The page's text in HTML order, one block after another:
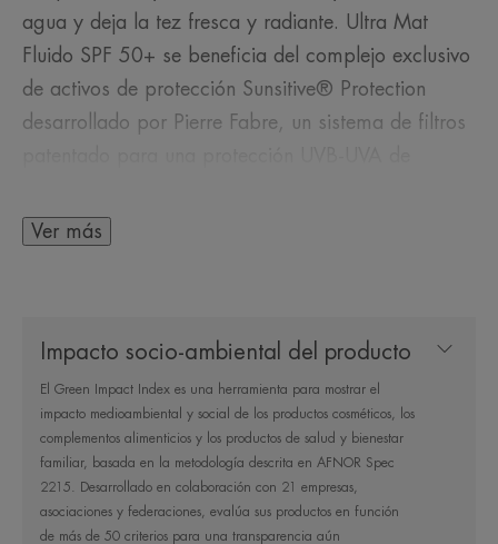
agua y deja la tez fresca y radiante. Ultra Mat
Fluido SPF 50+ se beneficia del complejo exclusivo
de activos de protección Sunsitive® Protection
desarrollado por Pierre Fabre, un sistema de filtros
antioxidante único, que combina un precursor
reforzada contra los radicales libres. Su textura
ligera está enriquecida con monolaurina y Agua
termal de Avène, reconocida por sus propiedades
calmantes, antiirritantes y suavizantes, para un uso
diario. Este fluido matificante de acabado no
graso, sin brillos y empolvado está formulado de
Ver más
Impacto socio-ambiental del producto
El Green Impact Index es una herramienta para mostrar el
impacto medioambiental y social de los productos cosméticos, los
complementos alimenticios y los productos de salud y bienestar
familiar, basada en la metodología descrita en AFNOR Spec
2215. Desarrollado en colaboración con 21 empresas,
asociaciones y federaciones, evalúa sus productos en función
de más de 50 criterios para una transparencia aún